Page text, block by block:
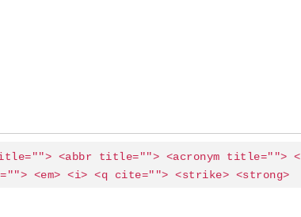
<abbr title=""> <acronym title="">
<em> <i> <q cite=""> <strike> <strong>